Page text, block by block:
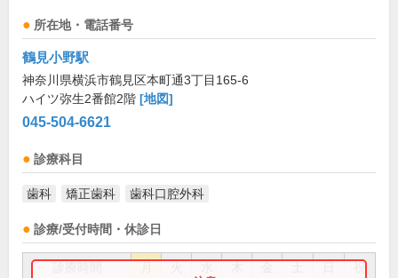
所在地・電話番号
鶴見小野駅
神奈川県横浜市鶴見区本町通3丁目165-6
ハイツ弥生2番館2階 [地図]
045-504-6621
診療科目
歯科 矯正歯科 歯科口腔外科
診療/受付時間・休診日
祝